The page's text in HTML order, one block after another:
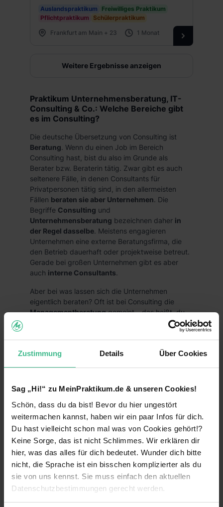
Zustimmung Details Über Cookies
Sag „Hi!“ zu MeinPraktikum.de & unseren Cookies!
Schön, dass du da bist! Bevor du hier ungestört
weitermachen kannst, haben wir ein paar Infos für dich.
Du hast vielleicht schon mal was von Cookies gehört!?
Keine Sorge, das ist nicht Schlimmes. Wir erklären dir
hier, was das alles für dich bedeutet. Wunder dich bitte
nicht, die Sprache ist ein bisschen komplizierter als du
sie von uns kennst. Sie muss einfach den aktuellen
Datenschutzbestimmungen gerecht werden.
Auslandspraktikum
Freiwilliges Praktikum
Pflichtpraktikum
Schülerpraktikum
Frankfurt am Main + 23
1 Monat
Weitere Ergebnisse anzeigen
Praktikum Unternehmensberatung, IT-
Consulting & Co.: Welche Bereiche gibt
es im Consulting?
Die deutsche Übersetzung von Consulting ist
Beratung. Wenn du einen Job im Bereich
Consulting hast, bist du also im Grunde als
Berater bzw. Beraterin tätig. Zwar gibt es auch
seltenere Fälle, in denen Consultants für
Privatpersonen tätig sind, in den allermeisten
Fällen beraten sie aber Unternehmen. Die
Begriffe Consulting und
Unternehmensberatung bezeichnen daher in
der Regel dasselbe. Meistens engagieren
Unternehmen eine externe Beratungsfirma, die
den Betrieb dauerhaft oder projektweise betreut.
Gerade bei großen Unternehmen gibt es aber
auch interne Consultants.
Aber bei was lassen sich die Unternehmen
eigentlich beraten? Oft ist bei Consulting die
Managementberatunggemeint – das heißt, du
berätst als Consultant das Management eines
Consulting aber noch viele weitere Bereiche, die
IT-Consulting
Personalberatung
Steuerberatung
Praktikum Consulting: Wie wird man
Wenn du im Bereich Consulting arbeiten